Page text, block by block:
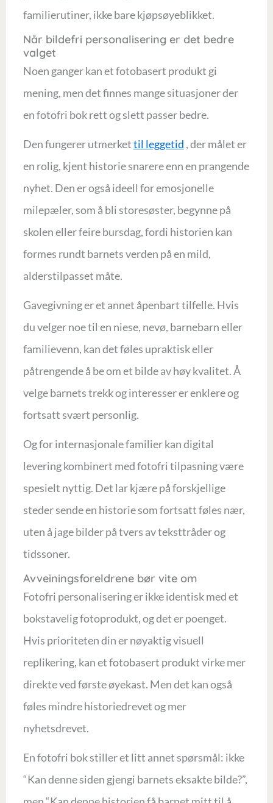
familierutiner, ikke bare kjøpsøyeblikket.
Når bildefri personalisering er det bedre
valget
Noen ganger kan et fotobasert produkt gi
mening, men det finnes mange situasjoner der
en fotofri bok rett og slett passer bedre.
Den fungerer utmerkettil leggetid , der målet er
en rolig, kjent historie snarere enn en prangende
nyhet. Den er også ideell for emosjonelle
milepæler, som å bli storesøster, begynne på
skolen eller feire bursdag, fordi historien kan
formes rundt barnets verden på en mild,
alderstilpasset måte.
Gavegivning er et annet åpenbart tilfelle. Hvis
du velger noe til en niese, nevø, barnebarn eller
familievenn, kan det føles upraktisk eller
påtrengende å be om et bilde av høy kvalitet. Å
velge barnets trekk og interesser er enklere og
fortsatt svært personlig.
Og for internasjonale familier kan digital
levering kombinert med fotofri tilpasning være
spesielt nyttig. Det lar kjære på forskjellige
steder sende en historie som fortsatt føles nær,
uten å jage bilder på tvers av teksttråder og
tidssoner.
Avveiningsforeldrene bør vite om
Fotofri personalisering er ikke identisk med et
bokstavelig fotoprodukt, og det er poenget.
Hvis prioriteten din er nøyaktig visuell
replikering, kan et fotobasert produkt virke mer
direkte ved første øyekast. Men det kan også
føles mindre historiedrevet og mer
nyhetsdrevet.
En fotofri bok stiller et litt annet spørsmål: ikke
“Kan denne siden gjengi barnets eksakte bilde?”,